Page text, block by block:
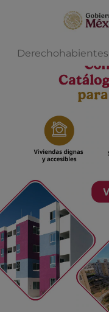
Derechohabientes